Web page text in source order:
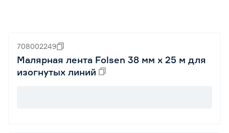
708002249
Малярная лента Folsen 38 мм х 25 м для
изогнутых линий